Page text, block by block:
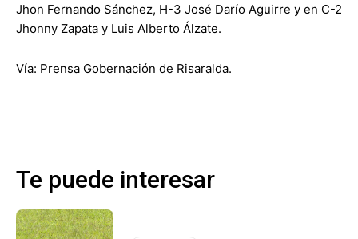
Jhon Fernando Sánchez, H-3 José Darío Aguirre y en C-2
Jhonny Zapata y Luis Alberto Álzate.
Vía: Prensa Gobernación de Risaralda.
Te puede interesar